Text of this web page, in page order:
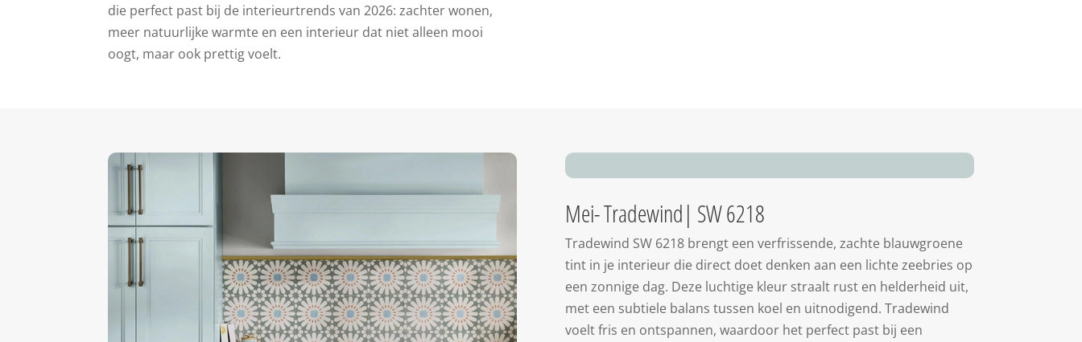
die perfect past bij de interieurtrends van 2026: zachter wonen,
meer natuurlijke warmte en een interieur dat niet alleen mooi
oogt, maar ook prettig voelt.
Mei- Tradewind| SW 6218
Tradewind SW 6218 brengt een verfrissende, zachte blauwgroene
tint in je interieur die direct doet denken aan een lichte zeebries op
een zonnige dag. Deze luchtige kleur straalt rust en helderheid uit,
met een subtiele balans tussen koel en uitnodigend. Tradewind
voelt fris en ontspannen, waardoor het perfect past bij een